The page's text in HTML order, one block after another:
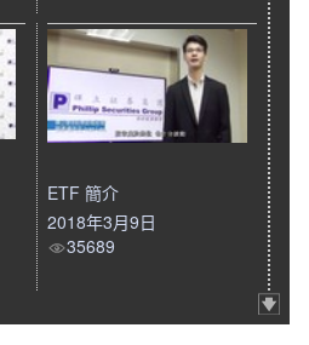
ETF 簡介
2018年3月9日
35689